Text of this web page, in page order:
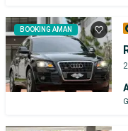
BOOKING AMAN